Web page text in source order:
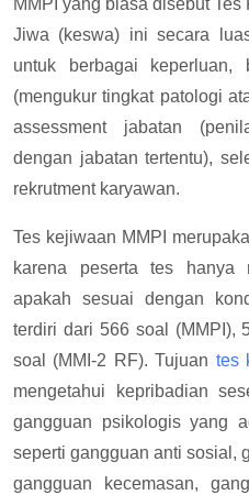
MMPI yang biasa disebut
Jiwa (keswa) ini secara
untuk berbagai
(mengukur tingkat patologi
assessment jabatan
dengan jabatan tertentu),
rekrutment karyawan.
Tes kejiwaan MMPI
karena peserta tes hanya
apakah sesuai dengan
terdiri dari 566 soal (MMPI),
soal (MMI-2 RF). Tujuan tes
mengetahui kepribadian
gangguan psikologis yang
seperti gangguan anti sosial,
gangguan kecemasan,